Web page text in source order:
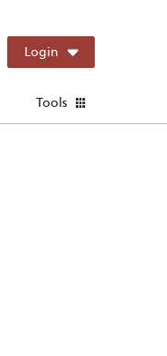
Login
Tools